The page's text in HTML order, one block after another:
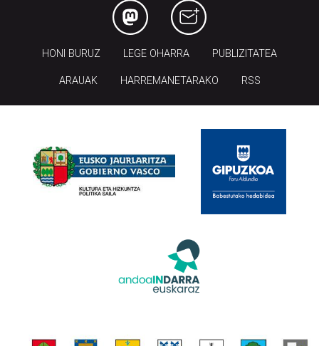
HONI BURUZ LEGE OHARRA PUBLIZITATEA
ARAUAK HARREMANETARAKO RSS